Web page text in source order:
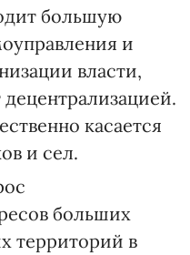
большую
и
власти,
касается
и сел.
больших
территорий в